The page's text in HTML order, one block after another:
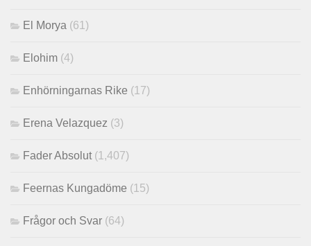
El Morya (61)
Elohim (4)
Enhörningarnas Rike (17)
Erena Velazquez (3)
Fader Absolut (1,407)
Feernas Kungadöme (15)
Frågor och Svar (64)